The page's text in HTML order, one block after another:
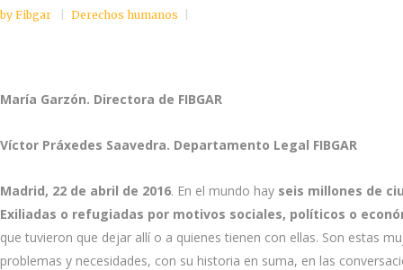
by Fibgar Derechos humanos
María Garzón. Directora de FIBGAR
Víctor Práxedes Saavedra. Departamento Legal FIBGAR
Madrid, 22 de abril de 2016. En el mundo hay seis millones de
Exiliadas o refugiadas por motivos sociales, políticos o
que tuvieron que dejar allí o a quienes tienen con ellas. Son estas
problemas y necesidades, con su historia en suma, en las